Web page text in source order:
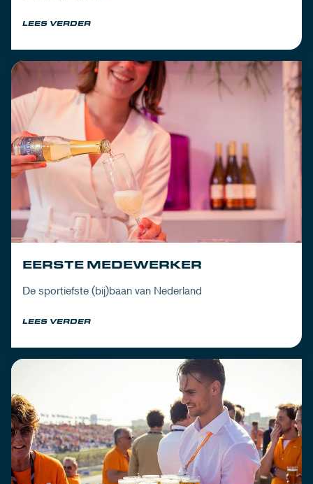
LEES VERDER
EERSTE MEDEWERKER
De sportiefste (bij)baan van Nederland
LEES VERDER